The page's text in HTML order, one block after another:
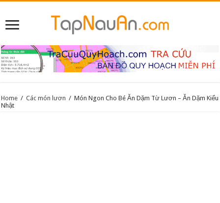
Home / Các món lươn / Món Ngon Cho Bé Ăn Dặm Từ Lươn – Ăn Dặm Kiểu
Nhật